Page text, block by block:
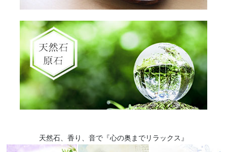
天然石、香り、音で『心の奥までリラックス』